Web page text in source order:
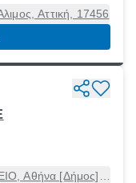
Αττική, 17456
Αθήνα [Δήμος],